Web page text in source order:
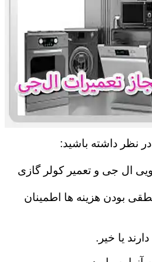
نظر داشته باشید:
ال جی و تعمیر کولر گازی
بودن هزینه ها اطمینان
یا خیر.